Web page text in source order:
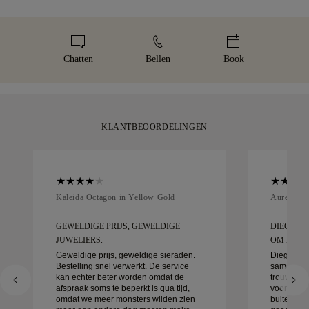
verzendservice zoals Malca-Amit of Brinks. Mocht u niet
item wordt geleverd in onze iconische gele doos, stijlvol
Chatten Bellen Book
KLANTBEOORDELINGEN
Kaleida Octagon in Yellow Gold
GEWELDIGE PRIJS, GEWELDIGE
JUWELIERS.
Geweldige prijs, geweldige sieraden.
Bestelling snel verwerkt. De service
kan echter beter worden omdat de
afspraak soms te beperkt is qua tijd,
omdat we meer monsters wilden zien
Aurelle in
DIEGO
OM MEE
Diego
samen te
voor